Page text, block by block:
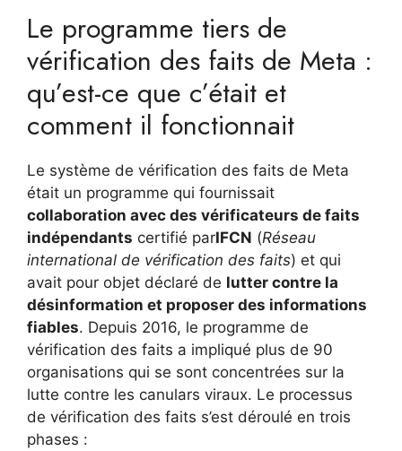
Le programme tiers de
vérification des faits de Meta :
qu’est-ce que c’était et
comment il fonctionnait
Le système de vérification des faits de Meta
était un programme qui fournissait
collaboration avec des vérificateurs de faits
indépendants certifié parIFCN (Réseau
international de vérification des faits) et qui
avait pour objet déclaré de lutter contre la
désinformation et proposer des informations
fiables. Depuis 2016, le programme de
vérification des faits a impliqué plus de 90
organisations qui se sont concentrées sur la
lutte contre les canulars viraux. Le processus
de vérification des faits s’est déroulé en trois
phases :